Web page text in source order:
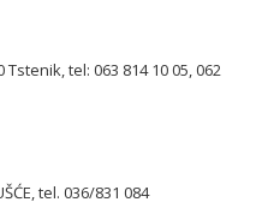
tel: 063 814 10 05, 062
tel. 036/831 084